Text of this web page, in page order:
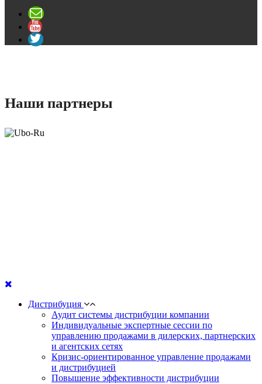
Наши партнеры
Дистрибуция
Аудит системы дистрибуции компании
Индивидуальные экспертные сессии по
управлению продажами в дилерских, партнерских
и агентских сетях
Кризис-ориентированное управление продажами
и дистрибуцией
Повышение эффективности дистрибуции